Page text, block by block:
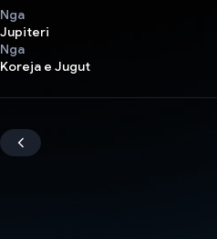
Nga
Jupiteri
Nga
Koreja e Jugut